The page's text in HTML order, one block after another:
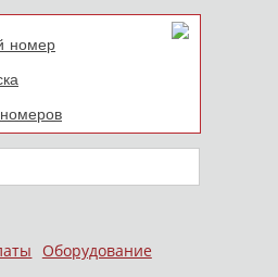
номер
Оборудование